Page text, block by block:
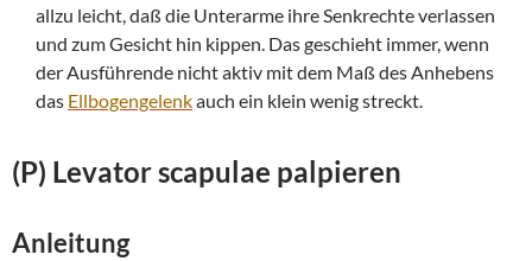
allzu leicht, daß die Unterarme ihre Senkrechte verlassen
und zum Gesicht hin kippen. Das geschieht immer, wenn
der Ausführende nicht aktiv mit dem Maß des Anhebens
das Ellbogengelenkauch ein klein wenig streckt.
(P) Levator scapulae palpieren
Anleitung